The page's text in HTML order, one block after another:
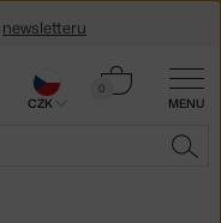
MENU
0
Košík
newsletteru
CZK